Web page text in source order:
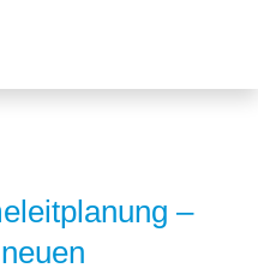
Genehmigungen
Blog
–